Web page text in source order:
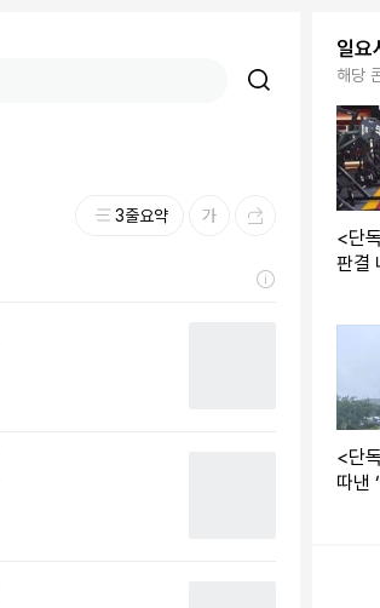
3줄요약
일요
해당
<단
판결
<단
따낸